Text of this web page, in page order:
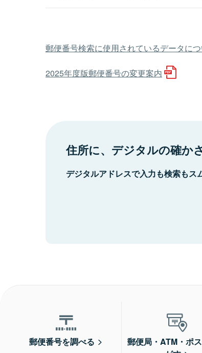
郵便番号検索に使用されているデータに
2025年度版郵便番号の変更案内
住所に、デジタルの確か
デジタルアドレスで入力も検索もス
郵便番号を調べる
郵便局・ATM・ポ